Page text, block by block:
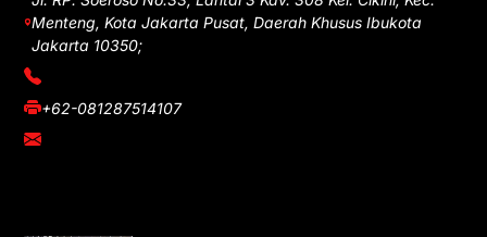
Menteng, Kota Jakarta Pusat, Daerah Khusus Ibukota
Jakarta 10350;
(021) 3908026
+62-081287514107
adm@iawnews.com